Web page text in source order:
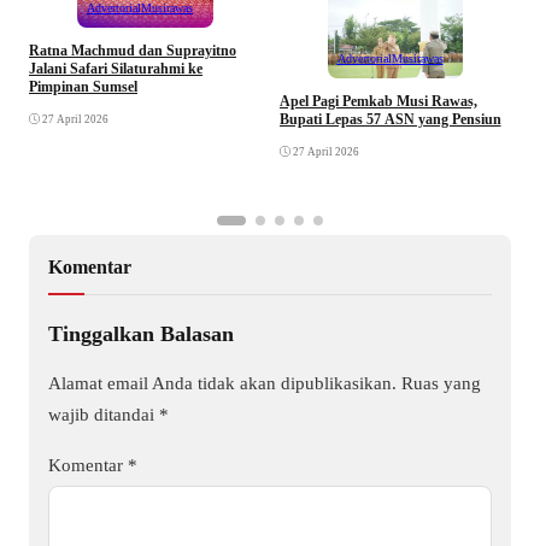
AdvertorialMusirawas
Ratna Machmud dan Suprayitno
Jalani Safari Silaturahmi ke
Pimpinan Sumsel
27 April 2026
AdvertorialMusirawas
Apel Pagi Pemkab Musi Rawas,
Bupati Lepas 57 ASN yang Pensiun
27 April 2026
Komentar
Tinggalkan Balasan
Alamat email Anda tidak akan dipublikasikan. Ruas yang
wajib ditandai *
Komentar *